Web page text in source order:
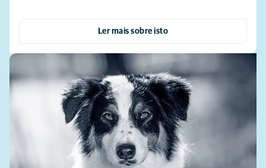
Ler mais sobre isto